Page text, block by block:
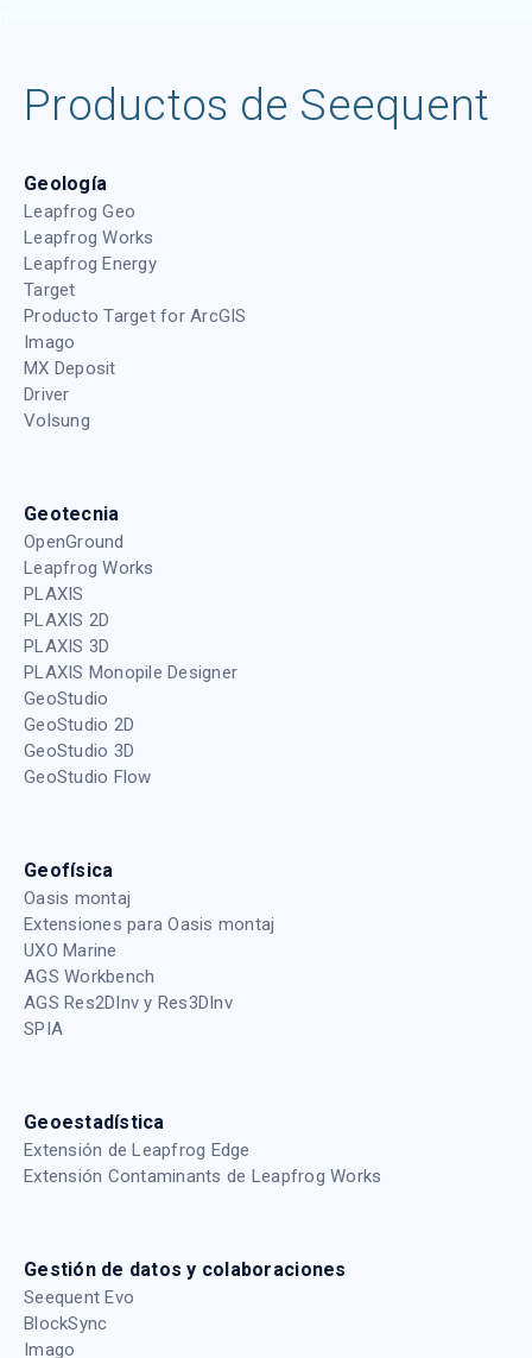
Productos de Seequent
Geología
Leapfrog Geo
Leapfrog Works
Leapfrog Energy
Target
Producto Target for ArcGIS
Imago
MX Deposit
Driver
Volsung
Geotecnia
OpenGround
Leapfrog Works
PLAXIS
PLAXIS 2D
PLAXIS 3D
PLAXIS Monopile Designer
GeoStudio
GeoStudio 2D
GeoStudio 3D
GeoStudio Flow
Geofísica
Oasis montaj
Extensiones para Oasis montaj
UXO Marine
AGS Workbench
AGS Res2DInv y Res3DInv
SPIA
Geoestadística
Extensión de Leapfrog Edge
Extensión Contaminants de Leapfrog Works
Gestión de datos y colaboraciones
Seequent Evo
BlockSync
Imago